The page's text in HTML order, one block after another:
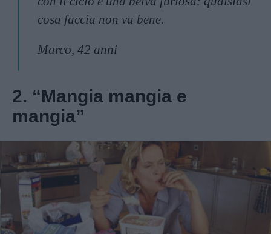
cosa faccia non va bene.
Marco, 42 anni
2. “Mangia mangia e
mangia”